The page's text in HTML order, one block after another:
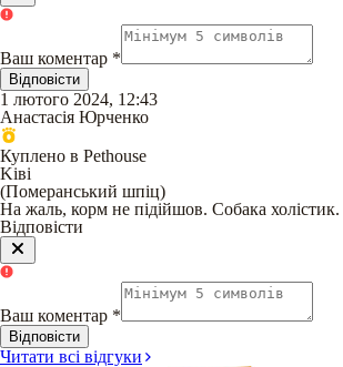
Ваш коментар *
Відповісти
1 лютого 2024, 12:43
Анастасія Юрченко
Куплено в Pethouse
Kiві
(Померанський шпіц)
На жаль, корм не підійшов. Собака холістик.
Відповісти
Ваш коментар *
Відповісти
Читати всі відгуки